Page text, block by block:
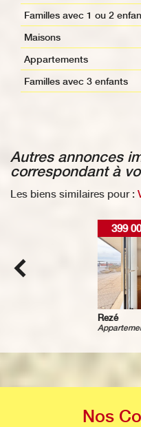
Familles avec 1 ou 2
Maisons
Appartements
Familles avec 3 enfants
autres annonces immobilières
correspondant à
Les biens similaires pour :
475
Maison
Nos